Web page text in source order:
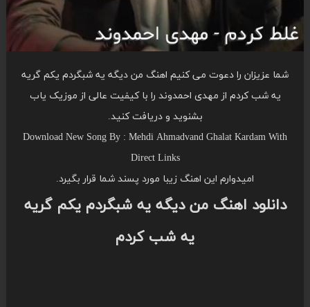
شما عزیزان را دعوت می کنیم اهنگ من دیگه یه شبگردم یکم گریه
یه شب کردم از مهدی احمدوند را با کیفیت عالی از موزیک یاب
بشنوید و دریافت کنید.
Download New Song By : Mehdi Ahmadvand Ghalat Kardam With
Direct Links
امیدوارم این اهنگ زیبا مورد پسند شما قرار بگیرد.
دانلود اهنگ من دیگه یه شبگردم یکم گریه
یه شب کردم